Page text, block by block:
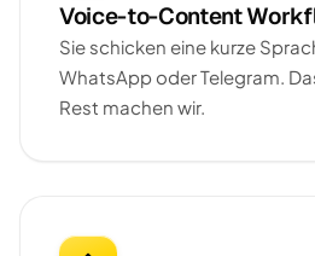
Voice-to-Content
Sie schicken eine kurze
WhatsApp oder Telegram.
Rest machen wir.